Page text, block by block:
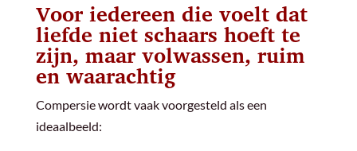
Voor iedereen die voelt dat
liefde niet schaars hoeft te
zijn, maar volwassen, ruim
en waarachtig
Compersie wordt vaak voorgesteld als een
ideaalbeeld: